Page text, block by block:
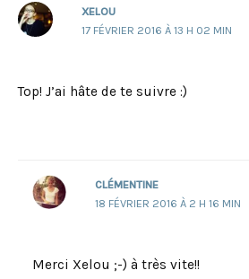
XELOU
17 FÉVRIER 2016 À 13 H 02 MIN
Top! J’ai hâte de te suivre :)
CLÉMENTINE
18 FÉVRIER 2016 À 2 H 16 MIN
Merci Xelou ;-) à très vite!!